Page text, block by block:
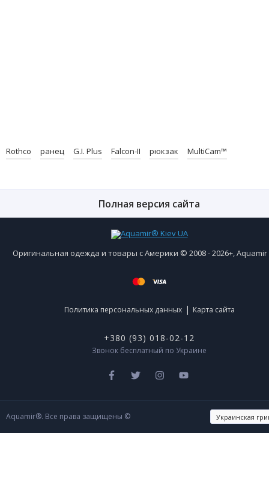
Rothco ранец G.I. Plus Falcon-II рюкзак MultiCam™
Полная версия сайта
Оригинальная одежда и товары с Америки © 2008 - 2026+,
Политика персональных данных | Карта сайта
+380 (93) 018-02-12
Звонок бесплатный по Украине
Aquamir®. Все права защищены ©